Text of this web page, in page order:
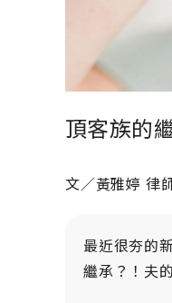
頂客族的
文／黃雅婷 律
最近很夯的
繼承？！夫